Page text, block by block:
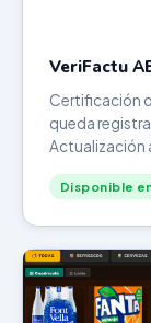
VeriFactu
Certificación
queda
Actualización
Disponible